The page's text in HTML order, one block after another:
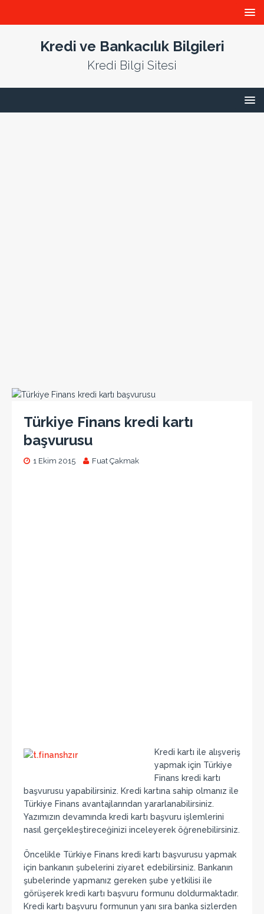
Kredi ve Bankacılık Bilgileri
Kredi Bilgi Sitesi
Türkiye Finans kredi kartı
başvurusu
1 Ekim 2015 Fuat Çakmak
Kredi kartı ile alışveriş
yapmak için Türkiye
Finans kredi kartı
başvurusu yapabilirsiniz. Kredi kartına sahip olmanız ile
Türkiye Finans avantajlarından yararlanabilirsiniz.
Yazımızın devamında kredi kartı başvuru işlemlerini
nasıl gerçekleştireceğinizi inceleyerek öğrenebilirsiniz.
Öncelikle Türkiye Finans kredi kartı başvurusu yapmak
için bankanın şubelerini ziyaret edebilirsiniz. Bankanın
şubelerinde yapmanız gereken şube yetkilisi ile
görüşerek kredi kartı başvuru formunu doldurmaktadır.
Kredi kartı başvuru formunun yanı sıra banka sizlerden